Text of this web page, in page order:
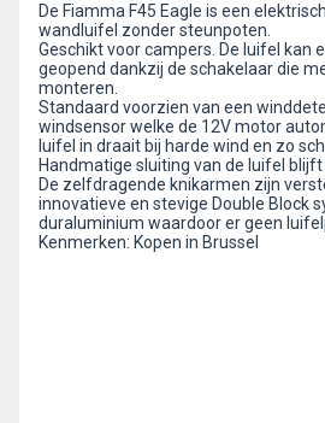
De Fiamma F45 Eagle is een
wandluifel zonder steunpoten.
Geschikt voor campers. De luifel kan
geopend dankzij de schakelaar die
monteren.
Standaard voorzien van een
windsensor welke de 12V motor
luifel in draait bij harde wind en zo
Handmatige sluiting van de luifel blijft
De zelfdragende knikarmen zijn
innovatieve en stevige Double Block
duraluminium waardoor er geen
Kenmerken: Kopen in Brussel